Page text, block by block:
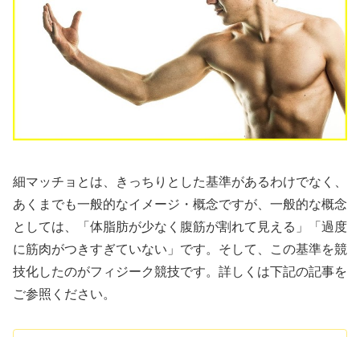
細マッチョとは、きっちりとした基準があるわけでなく、
あくまでも一般的なイメージ・概念ですが、一般的な概念
としては、「体脂肪が少なく腹筋が割れて見える」「過度
に筋肉がつきすぎていない」です。そして、この基準を競
技化したのがフィジーク競技です。詳しくは下記の記事を
ご参照ください。